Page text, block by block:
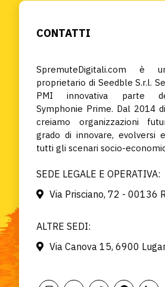
CONTATTI
SpremuteDigitali.com è
proprietario di Seedble S.r.l.
PMI innovativa parte
Symphonie Prime. Dal 2014
creiamo organizzazioni
grado di innovare, evolversi
tutti gli scenari socio-
SEDE LEGALE E OPERATIVA:
Via Prisciano, 72 - 00136
ALTRE SEDI:
Via Canova 15, 6900